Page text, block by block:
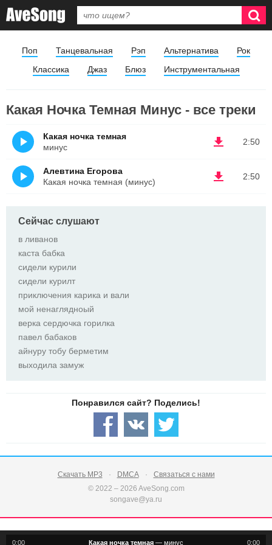
Поп Танцевальная Рэп Альтернатива
Рок
Классика
Джаз Блюз Инструментальная
Какая Ночка Темная Минус - все треки
2:50
Какая ночка темная
минус
2:50
Алевтина Егорова
Какая ночка темная (минус)
Сейчас слушают
в ливанов
каста бабка
сидели курили
сидели курилт
приключения карика и вали
мой ненаглядноый
верка сердючка горилка
павел бабаков
айнуру тобу берметим
выходила замуж
Скачать MP3 DMCA
Связаться с нами
© 2022 – 2026 AveSong.com
songave@ya.ru
0:00 0:00
Какая ночка темная — минус